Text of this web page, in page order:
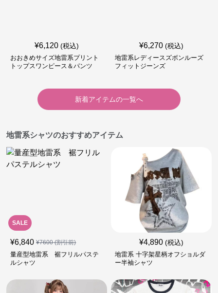
¥6,120 (税込)
おおきめサイズ地雷系プリント
トップスワンピース＆パンツ
¥6,270 (税込)
地雷系レディースズボンルーズ
フィットジーンズ
新着アイテムの一覧へ
地雷系シャツのおすすめアイテム
SALE
¥6,840 ¥7600(割引前)
量産型地雷系 裾フリルパステ
ルシャツ
¥4,890 (税込)
地雷系 十字架星柄オフショルダ
ー半袖シャツ